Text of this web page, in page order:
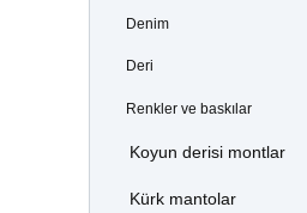
Denim
Deri
Renkler ve baskılar
Koyun derisi montlar
Kürk mantolar